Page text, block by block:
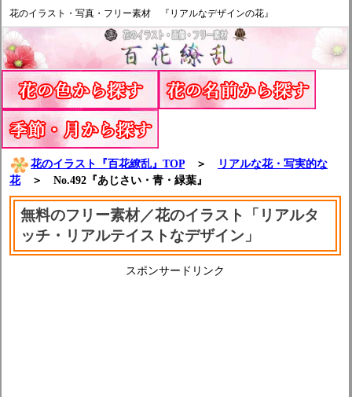
花のイラスト・写真・フリー素材 『リアルなデザインの花』
花のイラスト『百花繚乱』TOP ＞
リアルな花・写実的な
花＞ No.492『あじさい・青・緑葉』
無料のフリー素材／花のイラスト「リアルタ
ッチ・リアルテイストなデザイン」
スポンサードリンク